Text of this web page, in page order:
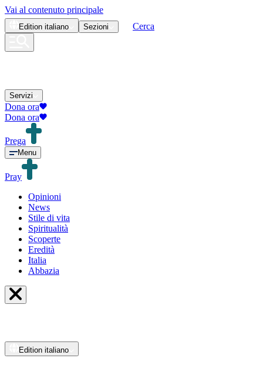
Vai al contenuto principale
Edition italiano Sezioni Cerca
Servizi
Dona ora
Dona ora
Prega
Menu
Pray
Opinioni
News
Stile di vita
Spiritualità
Scoperte
Eredità
Italia
Abbazia
Edition italiano